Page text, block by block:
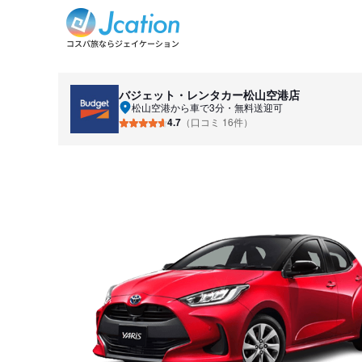
バジェット・レンタカー松山空港店
松山空港から車で3分・無料送迎可
4.7 （口コミ 16件）